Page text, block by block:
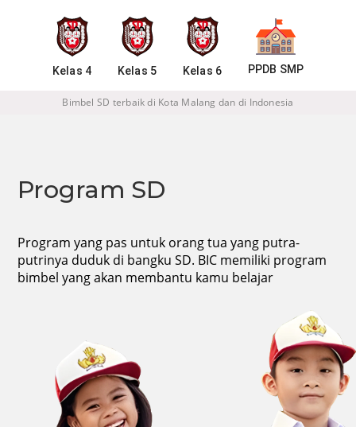
Kelas 4 Kelas 5 Kelas 6 PPDB SMP
Bimbel SD terbaik di Kota Malang dan di Indonesia
Program SD
Program yang pas untuk orang tua yang putra-
putrinya duduk di bangku SD. BIC memiliki program
bimbel yang akan membantu kamu belajar